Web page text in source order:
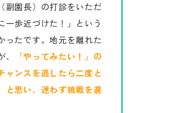
副園長）の打診をいただ
一歩近づけた！」という
ったです。地元を離れた
「やってみたい！」の
ャンスを逃したら二度と
と思い、迷わず挑戦を選